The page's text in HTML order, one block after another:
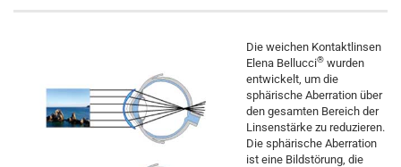
Die weichen Kontaktlinsen
Elena Bellucci® wurden
entwickelt, um die
sphärische Aberration über
den gesamten Bereich der
Linsenstärke zu reduzieren.
Die sphärische Aberration
ist eine Bildstörung, die